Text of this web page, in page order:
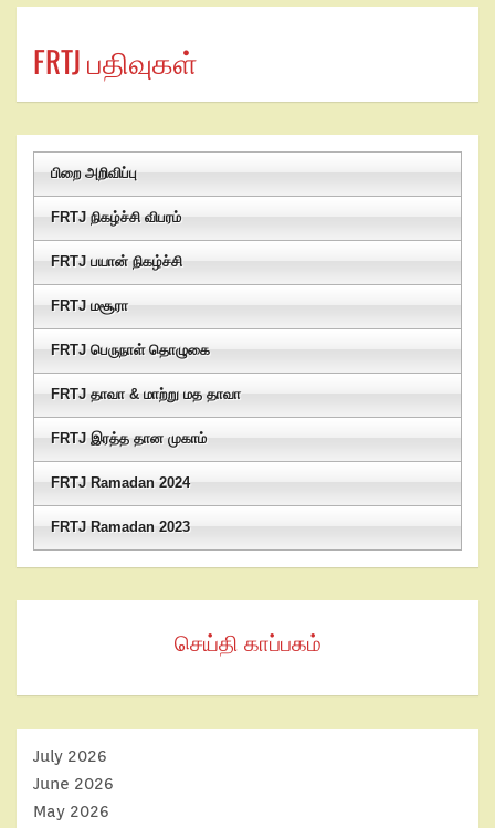
FRTJ பதிவுகள்
பிறை அறிவிப்பு
FRTJ நிகழ்ச்சி விபரம்
FRTJ பயான் நிகழ்ச்சி
FRTJ மசூரா
FRTJ பெருநாள் தொழுகை
FRTJ தாவா & மாற்று மத தாவா
FRTJ இரத்த தான முகாம்
FRTJ Ramadan 2024
FRTJ Ramadan 2023
செய்தி காப்பகம்
July 2026
June 2026
May 2026